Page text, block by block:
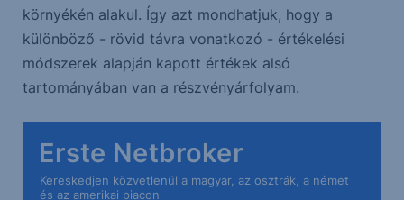
környékén alakul. Így azt mondhatjuk, hogy a
különböző - rövid távra vonatkozó - értékelési
módszerek alapján kapott értékek alsó
tartományában van a részvényárfolyam.
Erste Netbroker
Kereskedjen közvetlenül a magyar, az osztrák, a német
és az amerikai piacon